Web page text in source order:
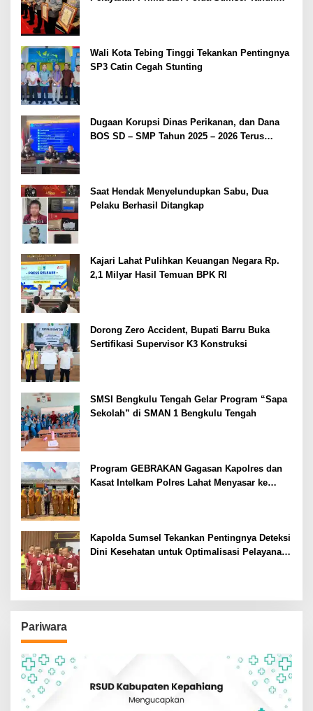
Wali Kota Tebing Tinggi Tekankan Pentingnya
SP3 Catin Cegah Stunting
Dugaan Korupsi Dinas Perikanan, dan Dana
BOS SD – SMP Tahun 2025 – 2026 Terus
Saat Hendak Menyelundupkan Sabu, Dua
Pelaku Berhasil Ditangkap
Kajari Lahat Pulihkan Keuangan Negara Rp.
2,1 Milyar Hasil Temuan BPK RI
Dorong Zero Accident, Bupati Barru Buka
Sertifikasi Supervisor K3 Konstruksi
SMSI Bengkulu Tengah Gelar Program “Sapa
Sekolah” di SMAN 1 Bengkulu Tengah
Program GEBRAKAN Gagasan Kapolres dan
Kasat Intelkam Polres Lahat Menyasar ke
Kapolda Sumsel Tekankan Pentingnya Deteksi
Dini Kesehatan untuk Optimalisasi Pelayanan
Pariwara